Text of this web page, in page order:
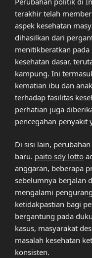
terakhir telah
aspek kesehatan
dihasilkan dari
menitikberatkan
kesehatan dasar,
kampung. Ini
kematian ibu dan
terhadap fasilitas
perhatian juga
pencegahan penyakit
Di sisi lain,
baru. paito sdy lotto
anggaran, beberapa
sebelumnya berjalan
mengalami
ketidakpastian bagi
bergantung pada
kasus, masyarakat
masalah kesehatan
konsisten.